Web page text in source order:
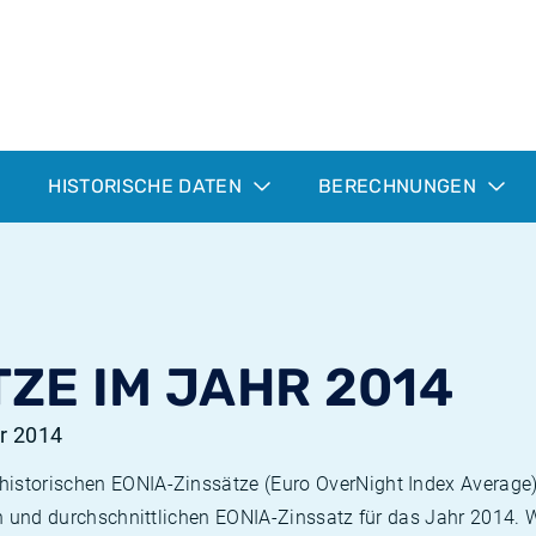
HISTORISCHE DATEN BERECHNUNGEN
IM JAHR 2014
2014
EONIA-Zinssätze (Euro OverNight Index
durchschnittlichen EONIA-Zinssatz für das Jahr 2014.